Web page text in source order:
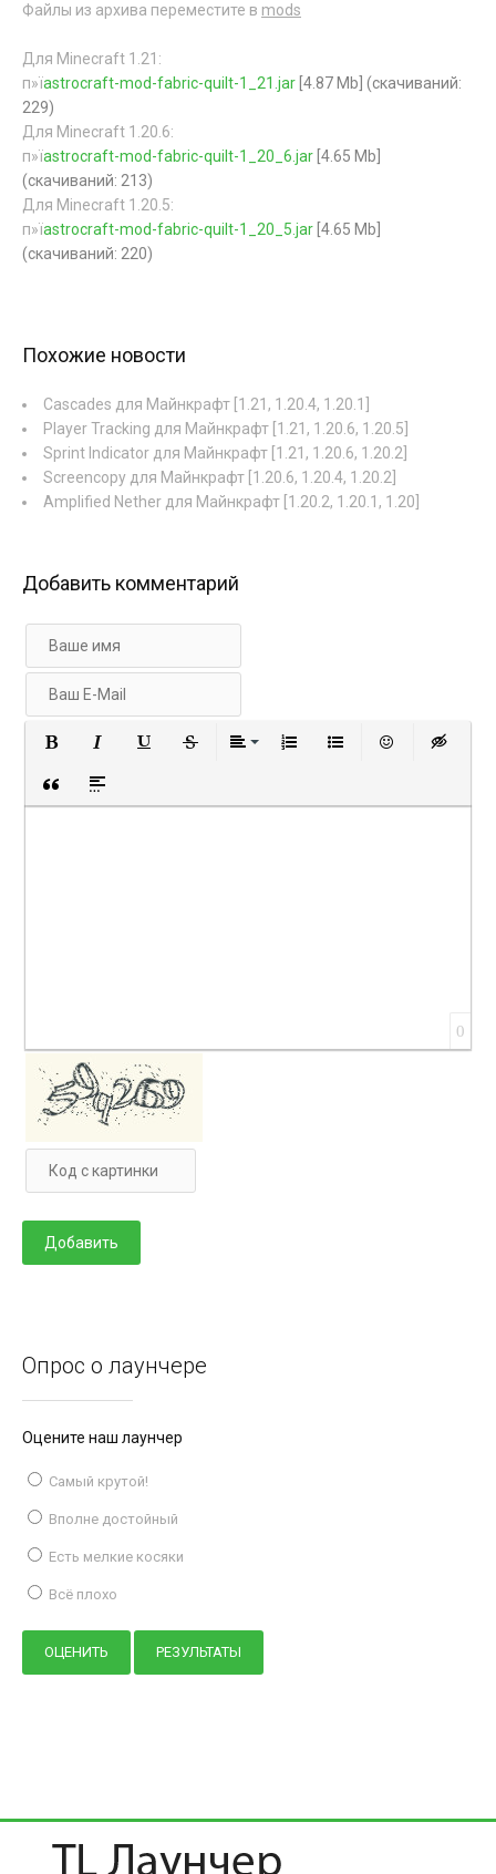
Файлы из архива переместите в mods
Для Minecraft 1.21:
п»їastrocraft-mod-fabric-quilt-1_21.jar [4.87 Mb] (cкачиваний:
229)
Для Minecraft 1.20.6:
п»їastrocraft-mod-fabric-quilt-1_20_6.jar [4.65 Mb]
(cкачиваний: 213)
Для Minecraft 1.20.5:
п»їastrocraft-mod-fabric-quilt-1_20_5.jar [4.65 Mb]
(cкачиваний: 220)
Похожие новости
Cascades для Майнкрафт [1.21, 1.20.4, 1.20.1]
Player Tracking для Майнкрафт [1.21, 1.20.6, 1.20.5]
Sprint Indicator для Майнкрафт [1.21, 1.20.6, 1.20.2]
Screencopy для Майнкрафт [1.20.6, 1.20.4, 1.20.2]
Amplified Nether для Майнкрафт [1.20.2, 1.20.1, 1.20]
Добавить комментарий
Вставка цитаты
Вставка спойлера
0
Опрос о лаунчере
Оцените наш лаунчер
Самый крутой!
Вполне достойный
Есть мелкие косяки
Всё плохо